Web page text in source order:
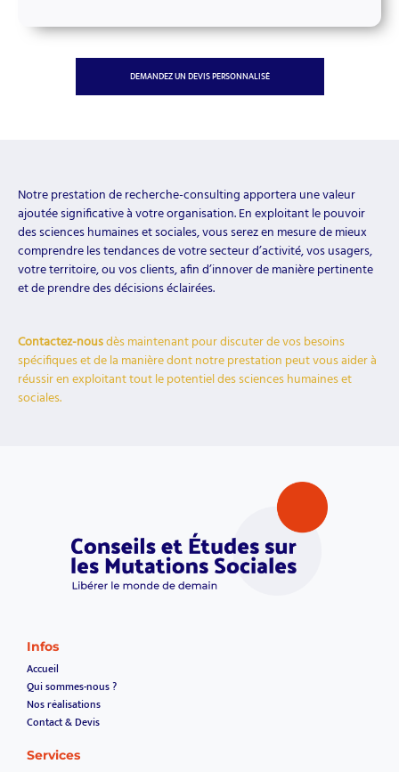
DEMANDEZ UN DEVIS PERSONNALISÉ
Notre prestation de recherche-consulting apportera une valeur
ajoutée significative à votre organisation. En exploitant le pouvoir
des sciences humaines et sociales, vous serez en mesure de mieux
comprendre les tendances de votre secteur d’activité, vos usagers,
votre territoire, ou vos clients, afin d’innover de manière pertinente
et de prendre des décisions éclairées.
Contactez-nousdès maintenant pour discuter de vos besoins
spécifiques et de la manière dont notre prestation peut vous aider à
réussir en exploitant tout le potentiel des sciences humaines et
sociales.
Infos
Accueil
Qui sommes-nous ?
Nos réalisations
Contact & Devis
Services